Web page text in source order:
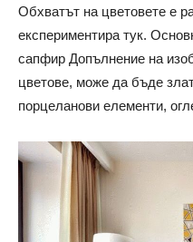
Обхватът на цветовете е
експериментира тук.
сапфир Допълнение на
цветове, може да бъде
порцеланови елементи,